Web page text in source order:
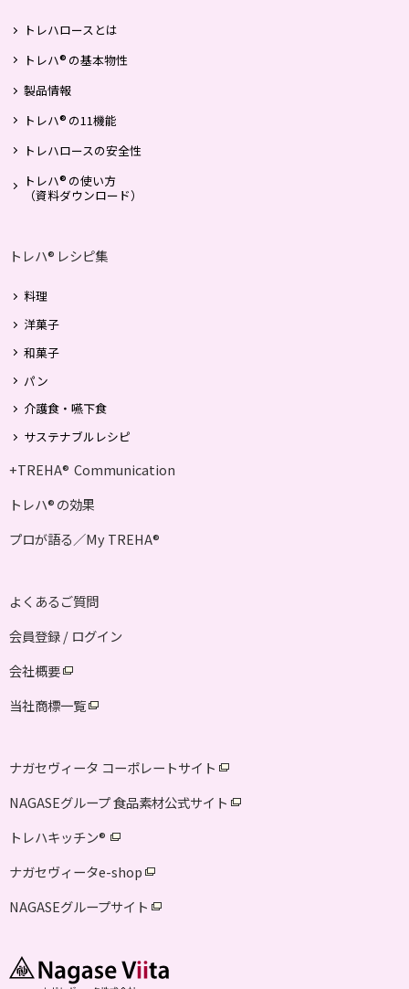
トレハロースとは
トレハ® の基本物性
製品情報
トレハ® の11機能
トレハロースの安全性
トレハ® の使い方
（資料ダウンロード）
トレハ® レシピ集
料理
洋菓子
和菓子
パン
介護食・嚥下食
サステナブルレシピ
+TREHA® Communication
トレハ® の効果
プロが語る／My TREHA®
よくあるご質問
会員登録 / ログイン
会社概要
当社商標一覧
ナガセヴィータ コーポレートサイト
NAGASEグループ 食品素材公式サイト
トレハキッチン®
ナガセヴィータe-shop
NAGASEグループサイト